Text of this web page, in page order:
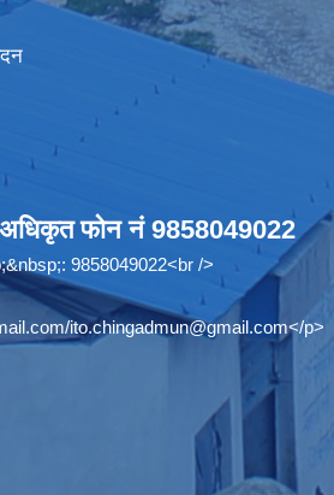
फोन नं 9858049022
9858049022<br />
/ito.chingadmun@gmail.com</p>